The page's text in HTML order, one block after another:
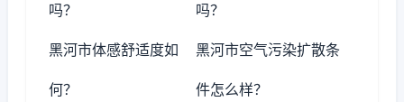
吗？ 吗？
黑河市体感舒适度如
何？
黑河市空气污染扩散条
件怎么样？